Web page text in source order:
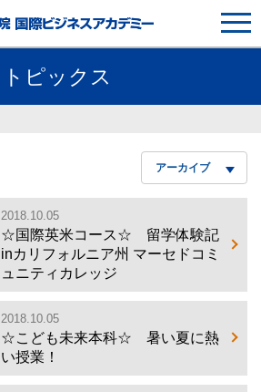
トピックス
アーカイブ
2018.10.05
☆国際英米コース☆ 留学体験記
inカリフォルニア州 マーセドコミ
ュニティカレッジ
2018.10.05
☆こども未来本科☆ 暑い夏に熱
い授業！